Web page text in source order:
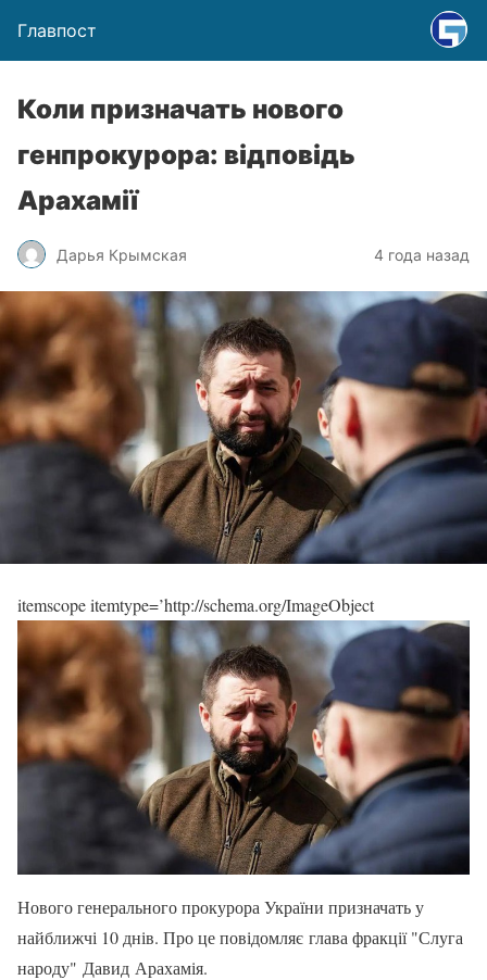
Главпост
Коли призначать нового
генпрокурора: відповідь
Арахамії
Дарья Крымская 4 года назад
itemscope itemtype=’http://schema.org/ImageObject
Нового генерального прокурора України призначать у
найближчі 10 днів. Про це повідомляє глава фракції "Слуга
народу" Давид Арахамія.